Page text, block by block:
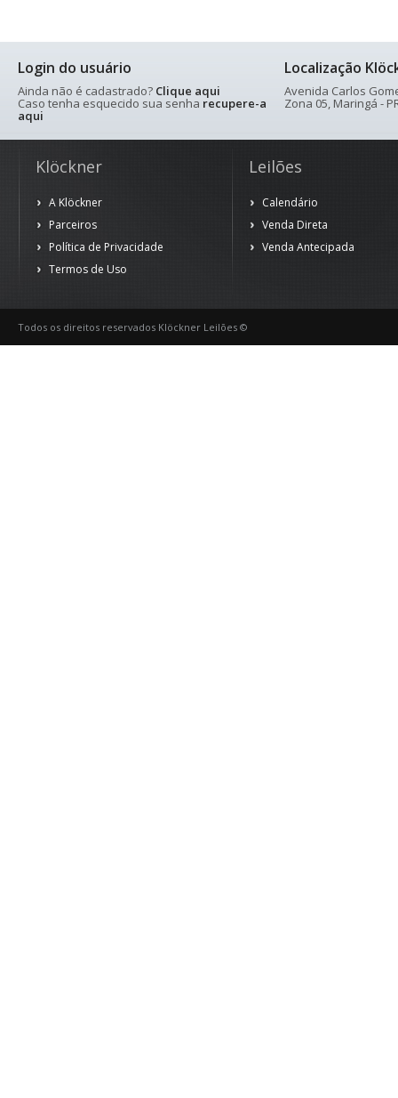
Login do usuário
Ainda não é cadastrado? Clique aqui
Caso tenha esquecido sua senha recupere-a
aqui
Localização
Avenida Carlos
Zona 05, Maringá -
Klöckner
A Klöckner
Parceiros
Política de Privacidade
Termos de Uso
Leilões
Calendário
Venda Direta
Venda Antecipada
Todos os direitos reservados Klöckner Leilões ©